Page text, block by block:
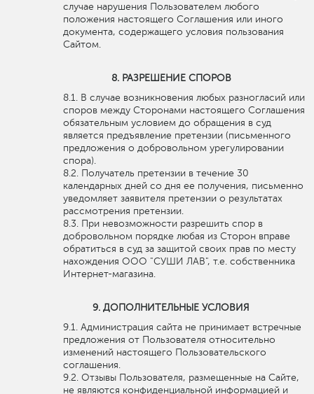
случае нарушения Пользователем любого
положения настоящего Соглашения или иного
документа, содержащего условия пользования
Сайтом.
РАЗРЕШЕНИЕ СПОРОВ
В случае возникновения любых разногласий или
споров между Сторонами настоящего Соглашения
обязательным условием до обращения в суд
является предъявление претензии (письменного
предложения о добровольном урегулировании
спора).
Получатель претензии в течение 30
календарных дней со дня ее получения, письменно
уведомляет заявителя претензии о результатах
рассмотрения претензии.
При невозможности разрешить спор в
добровольном порядке любая из Сторон вправе
обратиться в суд за защитой своих прав по месту
нахождения ООО "СУШИ ЛАВ", т.е. собственника
Интернет-магазина.
ДОПОЛНИТЕЛЬНЫЕ УСЛОВИЯ
Администрация сайта не принимает встречные
предложения от Пользователя относительно
изменений настоящего Пользовательского
соглашения.
Отзывы Пользователя, размещенные на Сайте,
не являются конфиденциальной информацией и